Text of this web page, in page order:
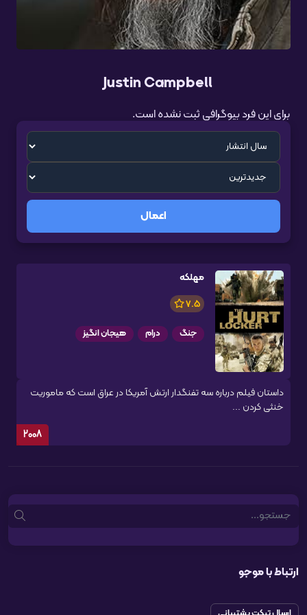
Justin Campbell
برای این فرد بیوگرافی ثبت نشده است.
اعمال
مهلکه
7.5
جنگ درام هیجان انگیز
داستان فیلم درباره سه تفنگدار ارتش آمریکا در عراق است که ماموریت
خنثی کردن ...
2008
Search
ارتباط با موجو